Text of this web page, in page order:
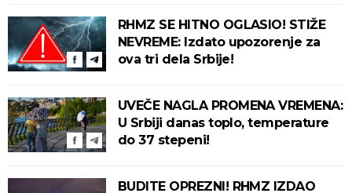
RHMZ SE HITNO OGLASIO! STIŽE
NEVREME: Izdato upozorenje za
ova tri dela Srbije!
UVEČE NAGLA PROMENA VREMENA:
U Srbiji danas toplo, temperature
do 37 stepeni!
BUDITE OPREZNI! RHMZ IZDAO